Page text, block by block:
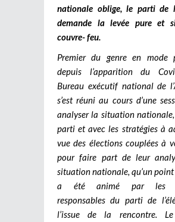
nationale oblige, le parti de
demande la levée pure et
couvre- feu.
Premier du genre en mode
depuis l’apparition du
Bureau exécutif national de
s’est réuni au cours d’une
analyser la situation
parti et avec les stratégies à
vue des élections couplées à
pour faire part de leur
situation nationale, qu’un point
a été animé par les
responsables du parti de
l’issue de la rencontre.